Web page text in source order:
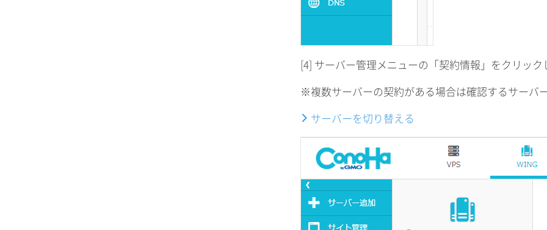
[4] サーバー管理メニューの「契約情報」をクリック
※複数サーバーの契約がある場合は確認するサーバ
サーバーを切り替える